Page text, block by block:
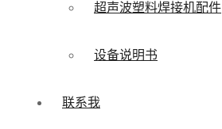
超声波塑料焊接机配件
设备说明书
联系我